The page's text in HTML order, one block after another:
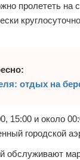
пролететь на
отдых на
15:00 и около
городской
обслуживают